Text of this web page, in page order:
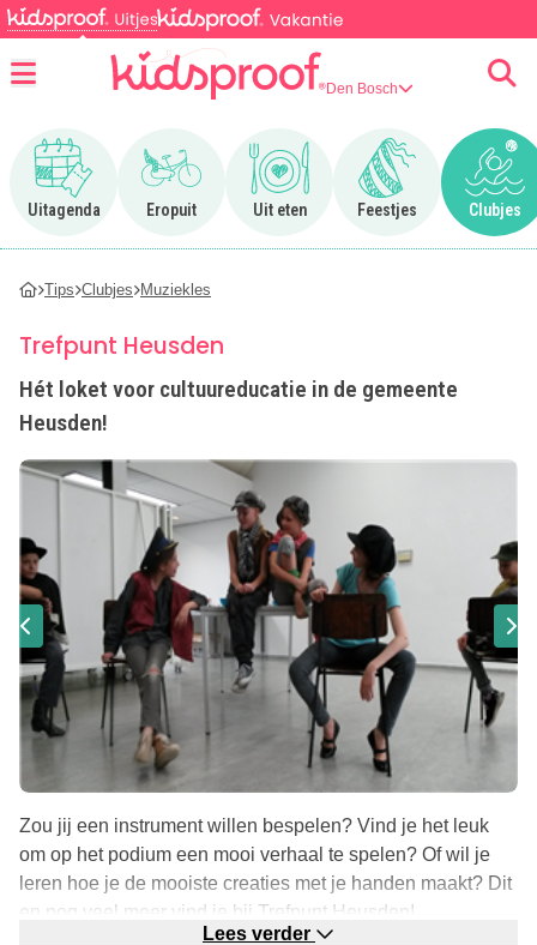
Den Bosch
Uitagenda
Ga naar Uitagenda
Eropuit
Ga naar Eropuit
Uit eten
Ga naar Uit eten
Feestjes
Ga naar Feestjes
Clubjes
Ga
Tips Clubjes Muziekles
Trefpunt Heusden
Hét loket voor cultuureducatie in de gemeente
Heusden!
Zou jij een instrument willen bespelen? Vind je het leuk
om op het podium een mooi verhaal te spelen? Of wil je
leren hoe je de mooiste creaties met je handen maakt? Dit
en nog veel meer vind je bij Trefpunt Heusden!
Lees verder